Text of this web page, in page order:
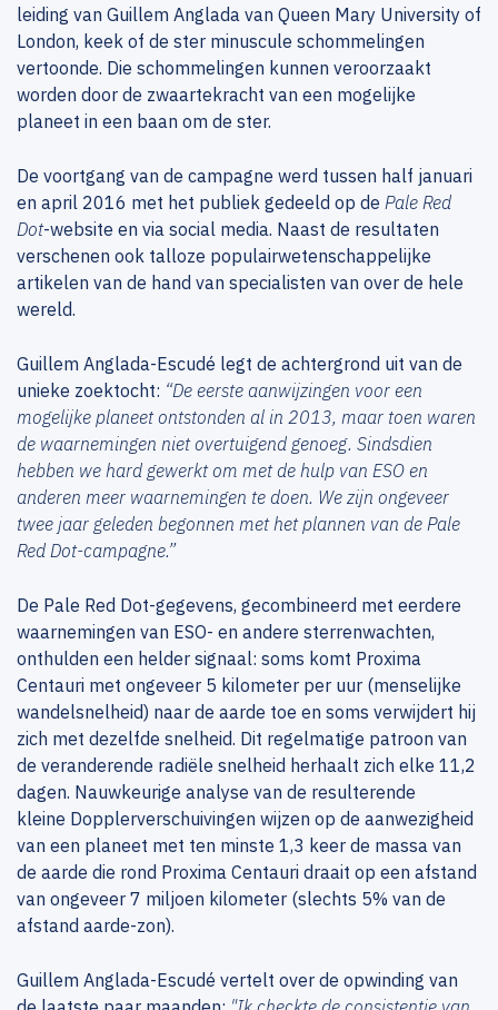
leiding van Guillem Anglada van Queen Mary University of
London, keek of de ster minuscule schommelingen
vertoonde. Die schommelingen kunnen veroorzaakt
worden door de zwaartekracht van een mogelijke
planeet in een baan om de ster.
De voortgang van de campagne werd tussen half januari
en april 2016 met het publiek gedeeld op de Pale Red
Dot-website en via social media. Naast de resultaten
verschenen ook talloze populairwetenschappelijke
artikelen van de hand van specialisten van over de hele
wereld.
Guillem Anglada-Escudé legt de achtergrond uit van de
unieke zoektocht: “De eerste aanwijzingen voor een
mogelijke planeet ontstonden al in 2013, maar toen waren
de waarnemingen niet overtuigend genoeg. Sindsdien
hebben we hard gewerkt om met de hulp van ESO en
anderen meer waarnemingen te doen. We zijn ongeveer
twee jaar geleden begonnen met het plannen van de Pale
Red Dot-campagne.”
De Pale Red Dot-gegevens, gecombineerd met eerdere
waarnemingen van ESO- en andere sterrenwachten,
onthulden een helder signaal: soms komt Proxima
Centauri met ongeveer 5 kilometer per uur (menselijke
wandelsnelheid) naar de aarde toe en soms verwijdert hij
zich met dezelfde snelheid. Dit regelmatige patroon van
de veranderende radiële snelheid herhaalt zich elke 11,2
dagen. Nauwkeurige analyse van de resulterende
kleine Dopplerverschuivingen wijzen op de aanwezigheid
van een planeet met ten minste 1,3 keer de massa van
de aarde die rond Proxima Centauri draait op een afstand
van ongeveer 7 miljoen kilometer (slechts 5% van de
afstand aarde-zon).
Guillem Anglada-Escudé vertelt over de opwinding van